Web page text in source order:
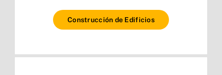
Construcción de Edificios